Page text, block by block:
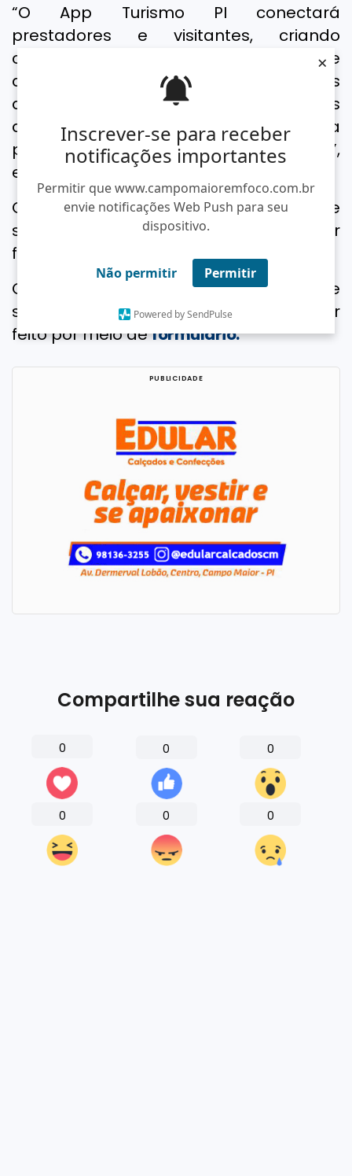
Inscrever-se para receber
notificações importantes
Permitir que www.campomaioremfoco.com.br
envie notificações Web Push para seu
dispositivo.
Não permitir Permitir
Powered by SendPulse
×
“O App Turismo PI conectará
prestadores e visitantes, criando
oportunidades reais de negócios e
ampliando a visibilidade dos nossos
atrativos. Quanto mais prestadores
aderirem, mais completo será o guia
para quem escolhe conhecer o Piauí”,
enfatiza o gestor.
O cadastro para prestadores de
serviços turísticos é gratuito e pode ser
feito por meio de formulário.
O cadastro para prestadores de
serviços turísticos é gratuito e pode ser
feito por meio deformulário.
Compartilhe sua reação
0 0 0
0 0 0